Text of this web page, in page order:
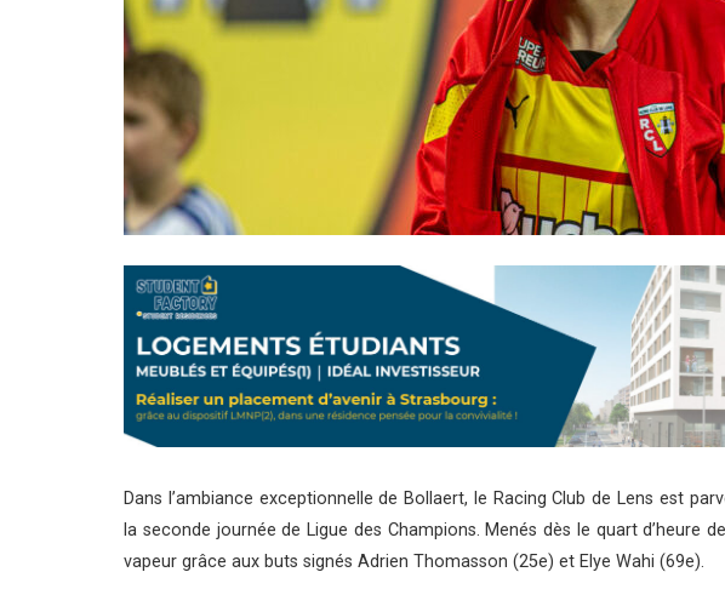
Dans l’ambiance exceptionnelle de Bollaert, le Racing Club de Lens est
la seconde journée de Ligue des Champions. Menés dès le quart d’heure
vapeur grâce aux buts signés Adrien Thomasson (25e) et Elye Wahi (69e).